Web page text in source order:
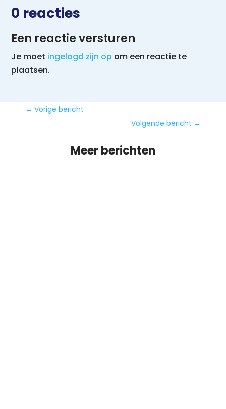
0 reacties
Een reactie versturen
Je moet ingelogd zijn op om een reactie te
plaatsen.
← Vorige bericht
Volgende bericht →
Meer berichten